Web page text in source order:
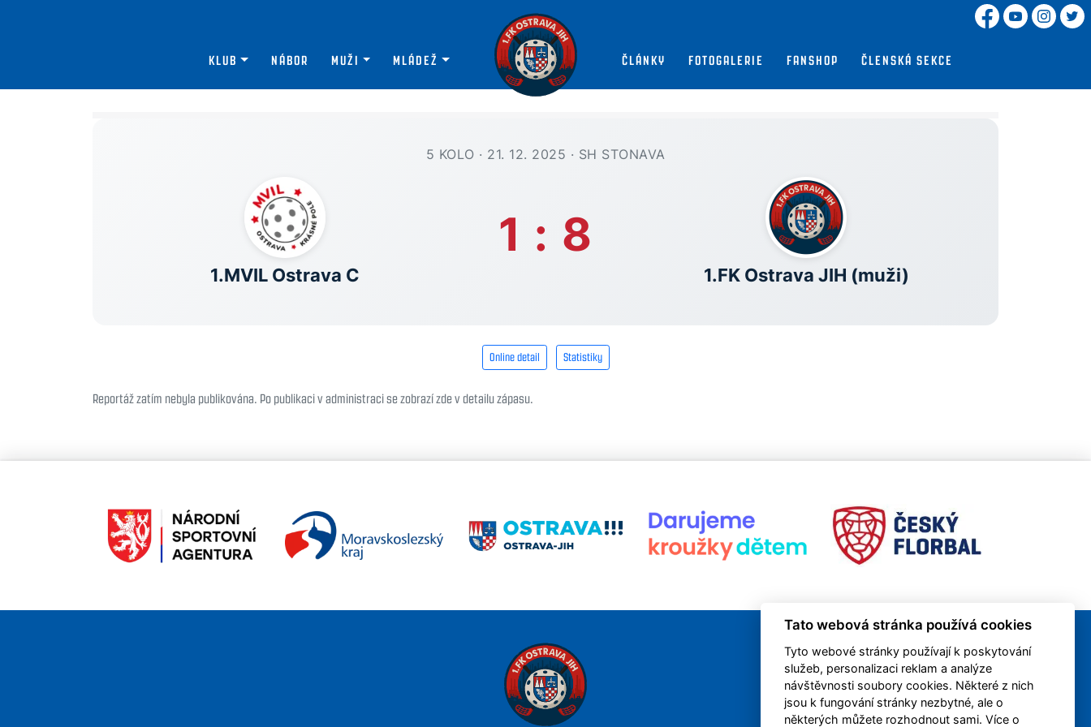
MLÁDEŽ
MUŽI
NÁBOR
KLUB ČLÁNKY FOTOGALERIE FANSHOP ČLENSKÁ SEKCE
5 KOLO · 21. 12. 2025 · SH STONAVA
1.MVIL Ostrava C
1 : 8
1.FK Ostrava JIH (muži)
Online detail Statistiky
Reportáž zatím nebyla publikována. Po publikaci v administraci se zobrazí zde v detailu zápasu.
Tato webová stránka používá cookies
Tyto webové stránky používají k poskytování
služeb, personalizaci reklam a analýze
návštěvnosti soubory cookies. Některé z nich
jsou k fungování stránky nezbytné, ale o
některých můžete rozhodnout sami. Více o